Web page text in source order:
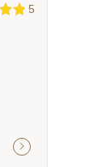
5
的服务，美味可口
